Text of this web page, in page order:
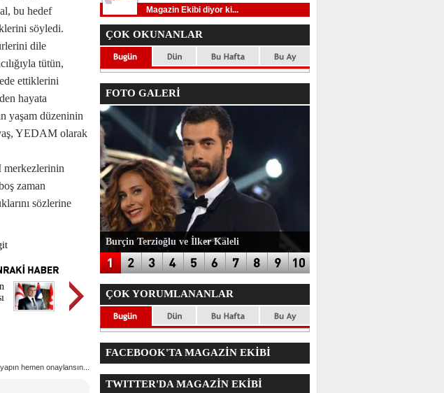
bu hedef
söyledi.
dile
tütün,
ettiklerini
hayata
yaşam düzeninin
YEDAM olarak
merkezlerinin
zaman
sözlerine
hemen onaylansın...
Magazin Ekibi diyor ki...
ÇOK OKUNANLAR
FOTO GALERİ
Burçin Terzioğlu ve İlker Kaleli
ÇOK YORUMLANANLAR
FACEBOOK'TA MAGAZİN EKİBİ
TWITTER'DA MAGAZİN EKİBİ